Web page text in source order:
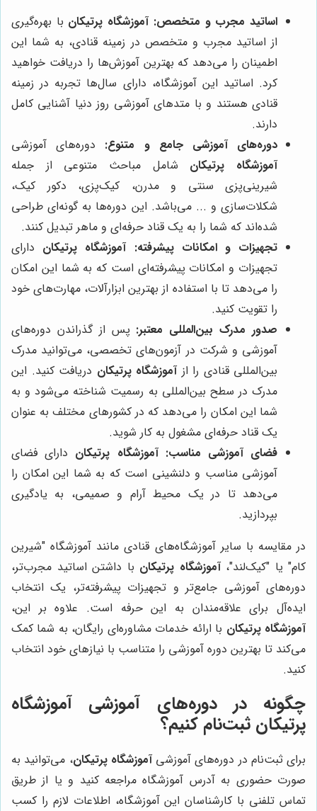
اساتید مجرب و متخصص: آموزشگاه پرتیکان با بهره‌گیری
از اساتید مجرب و متخصص در زمینه قنادی، به شما این
اطمینان را می‌دهد که بهترین آموزش‌ها را دریافت خواهید
کرد. اساتید این آموزشگاه، دارای سال‌ها تجربه در زمینه
قنادی هستند و با متدهای آموزشی روز دنیا آشنایی کامل
دارند.
دوره‌های آموزشی جامع و متنوع: دوره‌های آموزشی
آموزشگاه پرتیکان شامل مباحث متنوعی از جمله
شیرینی‌پزی سنتی و مدرن، کیک‌پزی، دکور کیک،
شکلات‌سازی و ... می‌باشد. این دوره‌ها به گونه‌ای طراحی
شده‌اند که شما را به یک قناد حرفه‌ای و ماهر تبدیل کنند.
تجهیزات و امکانات پیشرفته: آموزشگاه پرتیکان دارای
تجهیزات و امکانات پیشرفته‌ای است که به شما این امکان
را می‌دهد تا با استفاده از بهترین ابزارآلات، مهارت‌های خود
را تقویت کنید.
صدور مدرک بین‌المللی معتبر: پس از گذراندن دوره‌های
آموزشی و شرکت در آزمون‌های تخصصی، می‌توانید مدرک
بین‌المللی قنادی را ازآموزشگاه پرتیکان دریافت کنید. این
مدرک در سطح بین‌المللی به رسمیت شناخته می‌شود و به
شما این امکان را می‌دهد که در کشورهای مختلف به عنوان
یک قناد حرفه‌ای مشغول به کار شوید.
فضای آموزشی مناسب: آموزشگاه پرتیکان دارای فضای
آموزشی مناسب و دلنشینی است که به شما این امکان را
می‌دهد تا در یک محیط آرام و صمیمی، به یادگیری
بپردازید.
در مقایسه با سایر آموزشگاه‌های قنادی مانند آموزشگاه "شیرین
کام" یا "کیک‌لند"،آموزشگاه پرتیکان با داشتن اساتید مجرب‌تر،
دوره‌های آموزشی جامع‌تر و تجهیزات پیشرفته‌تر، یک انتخاب
ایده‌آل برای علاقه‌مندان به این حرفه است. علاوه بر این،
آموزشگاه پرتیکان با ارائه خدمات مشاوره‌ای رایگان، به شما کمک
می‌کند تا بهترین دوره آموزشی را متناسب با نیازهای خود انتخاب
کنید.
چگونه در دوره‌های آموزشی آموزشگاه
پرتیکان ثبت‌نام کنیم؟
برای ثبت‌نام در دوره‌های آموزشیآموزشگاه پرتیکان، می‌توانید به
صورت حضوری به آدرس آموزشگاه مراجعه کنید و یا از طریق
تماس تلفنی با کارشناسان این آموزشگاه، اطلاعات لازم را کسب